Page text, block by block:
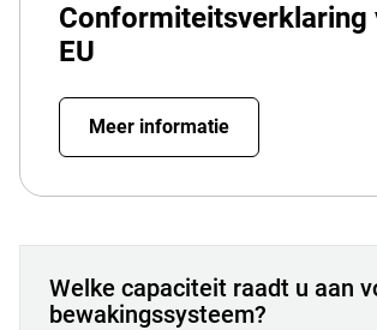
Conformiteitsverklaring
EU
Meer informatie
Welke capaciteit raadt u aan
bewakingssysteem?